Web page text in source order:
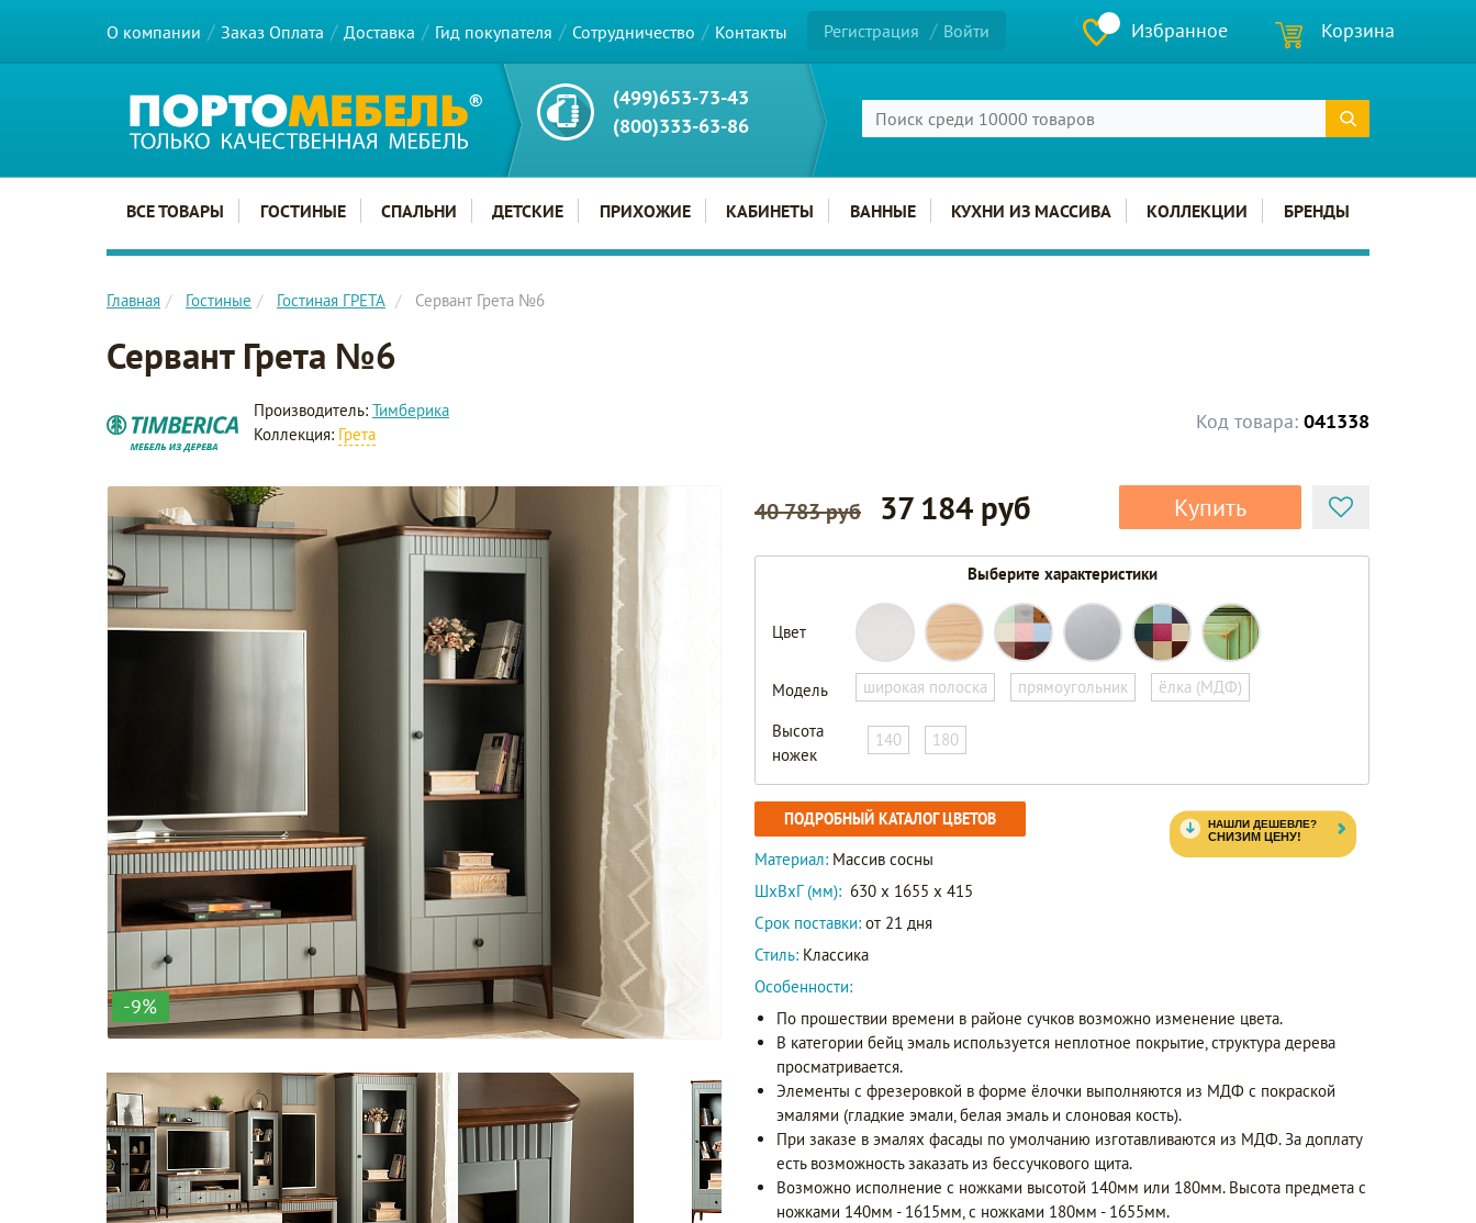
О компании Заказ Оплата Доставка Гид покупателя Сотрудничество Контакты Регистрация Войти Избранное Корзина
(499)653-73-43
(800)333-63-86
Главное меню сайта
ВСЕ ТОВАРЫ ГОСТИНЫЕ СПАЛЬНИ ДЕТСКИЕ ПРИХОЖИЕ КАБИНЕТЫ ВАННЫЕ КУХНИ ИЗ МАССИВА КОЛЛЕКЦИИ БРЕНДЫ
Главная Гостиные Гостиная ГРЕТА Сервант Грета №6
Сервант Грета №6
Код товара: 041338
Производитель: Тимберика
Коллекция: Грета
-9%
40 783 руб 37 184 руб Купить
Выберите характеристики
Цвет
Модель широкая полоска прямоугольник ёлка (МДФ)
Высота
ножек
140 180
ПОДРОБНЫЙ КАТАЛОГ ЦВЕТОВ
Материал: Массив сосны
ШxВxГ (мм): 630 x 1655 x 415
Срок поставки: от 21 дня
Стиль: Классика
Особенности:
По прошествии времени в районе сучков возможно изменение цвета.
В категории бейц эмаль используется неплотное покрытие, структура дерева
просматривается.
Элементы с фрезеровкой в форме ёлочки выполняются из МДФ с покраской
эмалями (гладкие эмали, белая эмаль и слоновая кость).
При заказе в эмалях фасады по умолчанию изготавливаются из МДФ. За доплату
есть возможность заказать из бессучкового щита.
Возможно исполнение с ножками высотой 140мм или 180мм. Высота предмета с
ножками 140мм - 1615мм, с ножками 180мм - 1655мм.